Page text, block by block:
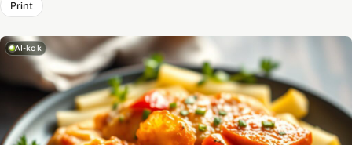
Print
AI-kok